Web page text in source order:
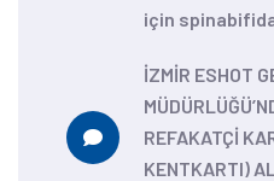
için
İZMİR ESHOT
REFAKATÇİ
KENTKARTI)